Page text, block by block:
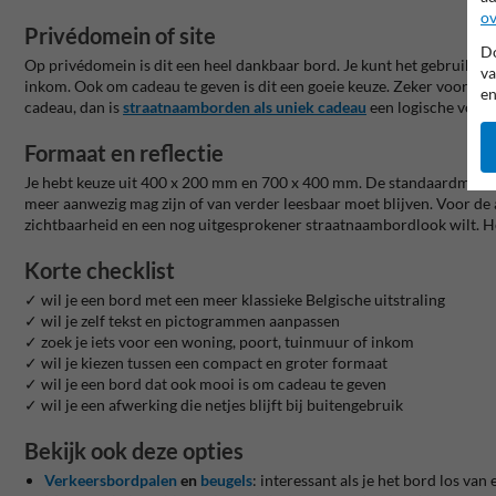
Privédomein of site
Op privédomein is dit een heel dankbaar bord. Je kunt het
inkom. Ook om cadeau te geven is dit een goeie keuze. Zeker voor
cadeau, dan isstraatnaamborden als uniek cadeau een logische
Formaat en reflectie
Je hebt keuze uit 400 x 200 mm en 700 x 400 mm. De
meer aanwezig mag zijn of van verder leesbaar moet blijven. Voor
zichtbaarheid en een nog uitgesprokener straatnaambordlook wilt.
Korte checklist
✓ wil je een bord met een meer klassieke Belgische uitstraling
✓ wil je zelf tekst en pictogrammen aanpassen
✓ zoek je iets voor een woning, poort, tuinmuur of inkom
✓ wil je kiezen tussen een compact en groter formaat
✓ wil je een bord dat ook mooi is om cadeau te geven
✓ wil je een afwerking die netjes blijft bij buitengebruik
Bekijk ook deze opties
Verkeersbordpalen en beugels: interessant als je het bord los van